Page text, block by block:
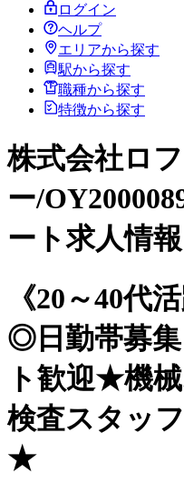
ログイン
ヘルプ
エリアから探す
駅から探す
職種から探す
特徴から探す
株式会社ロ
ー/
ート求人情報
《20～40代
◎日勤帯募
ト歓迎★機
検査スタッ
★